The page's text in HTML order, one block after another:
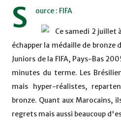
S ource : FIFA
Ce samedi 2 juillet
échapper la médaille de bronze
Juniors de la FIFA, Pays-Bas
minutes du terme. Les
mais hyper-réalistes,
bronze. Quant aux Marocains,
regrets mais aussi beaucoup